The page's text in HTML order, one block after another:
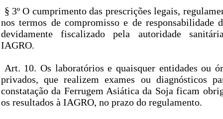
§ 3º O cumprimento das prescrições legais,
nos termos de compromisso e de responsabilidade
devidamente fiscalizado pela autoridade
IAGRO.
Art. 10. Os laboratórios e quaisquer entidades ou
privados, que realizem exames ou diagnósticos
constatação da Ferrugem Asiática da Soja ficam
os resultados à IAGRO, no prazo do regulamento.